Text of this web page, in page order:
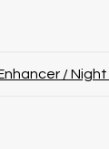
/ Night